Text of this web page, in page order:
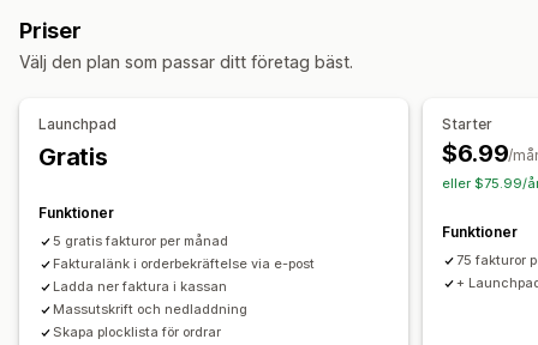
Filnamn PDF-generering
Priser
Välj den plan som passar ditt företag bäst.
Launchpad
Gratis
Funktioner
5 gratis fakturor per månad
Fakturalänk i orderbekräftelse via e-post
Ladda ner faktura i kassan
Massutskrift och nedladdning
Skapa plocklista för ordrar
Starter
$6.99/
eller $75.99/
Funktioner
75 fakturor
+